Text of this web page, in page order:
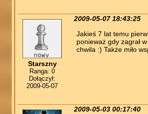
Starszny
Ranga: 0
Dołączył:
2009-05-07
2009-05-07 18:43:25
Jakieś 7 lat temu
ponieważ gdy zagrał
chwila :) Także miło
2009-05-03 00:17:40